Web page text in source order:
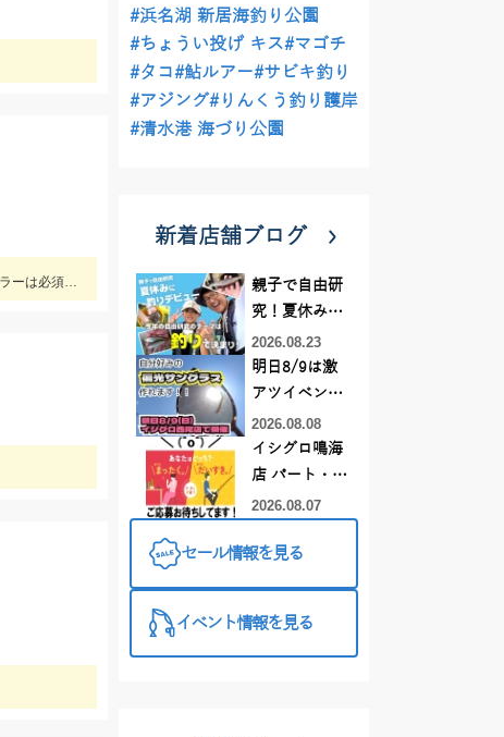
前半と後半でパターンが大きく変わり、釣り方・タックルセレクトで釣果に差が出た日でした。最近の傾向としてケイムラ系カラーは必須ですので必ず持って行ってください。
#浜名湖 新居海釣り公園
#ちょうい投げ キス#マゴチ
#タコ#鮎ルアー#サビキ釣り
#アジング#りんくう釣り護岸
#清水港 海づり公園
新着店舗ブログ
親子で自由研
究！夏休みに
釣りデビュー
2026.08.23
明日8/9は激
アツイベント
日！！！～オ
ーダー偏光グ
ラス受注会～
2026.08.08
イシグロ鳴海
店 パート・ア
ルバイトスタ
募集中！
2026.08.07
セール情報を見る
イベント情報を見る